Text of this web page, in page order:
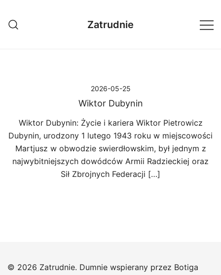
treści
Zatrudnie
2026-05-25
Wiktor Dubynin
Wiktor Dubynin: Życie i kariera Wiktor Pietrowicz
Dubynin, urodzony 1 lutego 1943 roku w miejscowości
Martjusz w obwodzie swierdłowskim, był jednym z
najwybitniejszych dowódców Armii Radzieckiej oraz
Sił Zbrojnych Federacji […]
© 2026 Zatrudnie. Dumnie wspierany przez Botiga